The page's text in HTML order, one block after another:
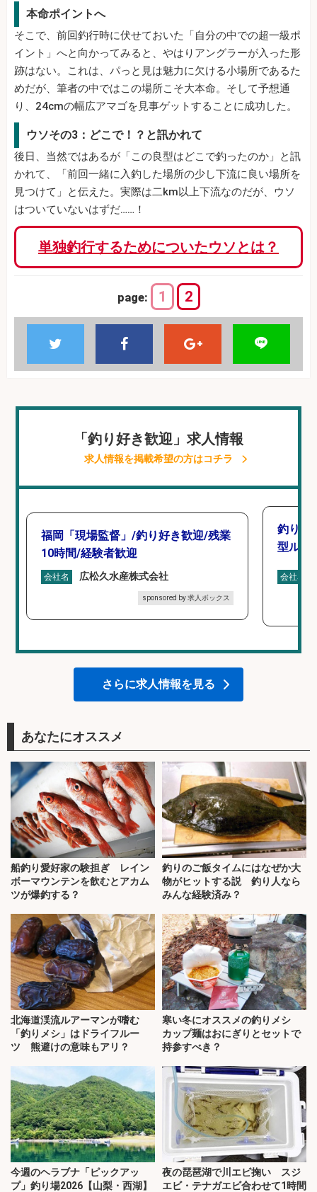
本命ポイントへ
そこで、前回釣行時に伏せておいた「自分の中での超一級ポ
イント」へと向かってみると、やはりアングラーが入った形
跡はない。これは、パっと見は魅力に欠ける小場所であるた
めだが、筆者の中ではこの場所こそ大本命。そして予想通
り、24cmの幅広アマゴを見事ゲットすることに成功した。
ウソその3：どこで！？と訊かれて
後日、当然ではあるが「この良型はどこで釣ったのか」と訊
かれて、「前回一緒に入釣した場所の少し下流に良い場所を
見つけて」と伝えた。実際は二km以上下流なのだが、ウソ
はついていないはずだ……！
単独釣行するためについたウソとは？
page: 1 2
「釣り好き歓迎」求人情報
求人情報を掲載希望の方はコチラ
福岡「現場監督」/釣り好き歓迎/残業
10時間/経験者歓迎
会社名 広松久水産株式会社
sponsored by 求人ボックス
釣り好
型ルー
会社名
さらに求人情報を見る
あなたにオススメ
船釣り愛好家の験担ぎ レイン
ボーマウンテンを飲むとアカム
ツが爆釣する？
釣りのご飯タイムにはなぜか大
物がヒットする説 釣り人なら
みんな経験済み？
北海道渓流ルアーマンが嗜む
「釣りメシ」はドライフルー
ツ 熊避けの意味もアリ？
寒い冬にオススメの釣りメシ
カップ麺はおにぎりとセットで
持参すべき？
今週のヘラブナ「ピックアッ
プ」釣り場2026【山梨・西湖】
夜の琵琶湖で川エビ掬い スジ
エビ・テナガエビ合わせて1時間